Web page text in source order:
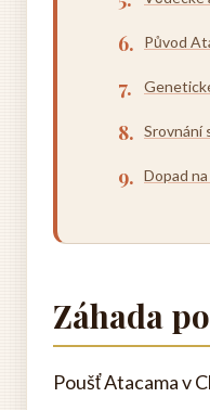
Původ
Srovnání
Dopad
Záhada
Poušť Atacama v